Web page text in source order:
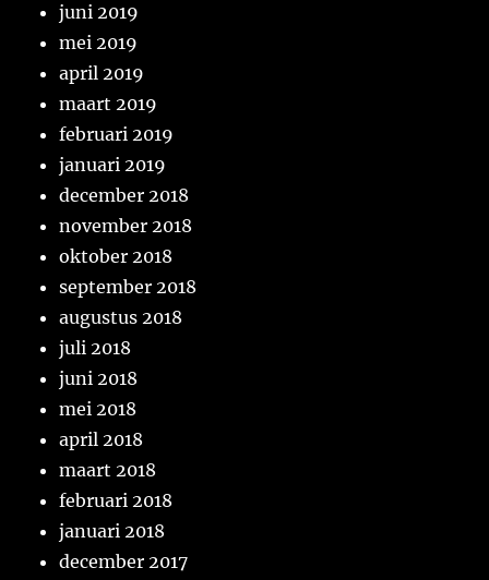
juni 2019
mei 2019
april 2019
maart 2019
februari 2019
januari 2019
december 2018
november 2018
oktober 2018
september 2018
augustus 2018
juli 2018
juni 2018
mei 2018
april 2018
maart 2018
februari 2018
januari 2018
december 2017